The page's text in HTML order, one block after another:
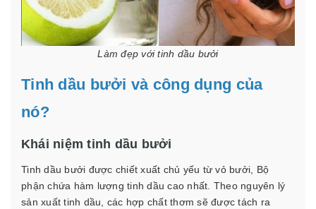
Làm đẹp với tinh dầu bưởi
Tinh dầu bưởi và công dụng của
nó?
Khái niệm tinh dầu bưởi
Tinh dầu bưởi được chiết xuất chủ yếu từ vỏ bưởi, Bộ
phận chứa hàm lượng tinh dầu cao nhất. Theo nguyên lý
sản xuất tinh dầu, các hợp chất thơm sẽ được tách ra